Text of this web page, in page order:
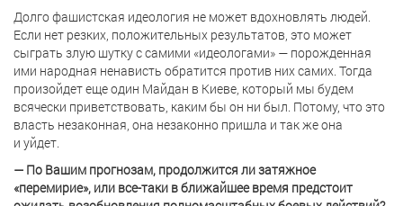
Долго фашистская идеология не может вдохновлять людей.
Если нет резких, положительных результатов, это может
сыграть злую шутку с самими «идеологами» — порожденная
ими народная ненависть обратится против них самих. Тогда
произойдет еще один Майдан в Киеве, который мы будем
всячески приветствовать, каким бы он ни был. Потому, что это
власть незаконная, она незаконно пришла и так же она
и уйдет.
— По Вашим прогнозам, продолжится ли затяжное
«перемирие», или все-таки в ближайшее время предстоит